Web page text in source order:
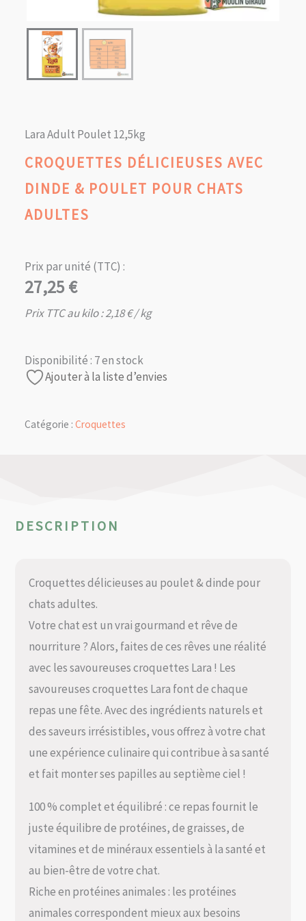
Lara Adult Poulet 12,5kg
CROQUETTES DÉLICIEUSES AVEC
DINDE & POULET POUR CHATS
ADULTES
Prix par unité (TTC) :
27,25€
Prix TTC au kilo :2,18€/ kg
Disponibilité : 7 en stock
Ajouter à la liste d’envies
Catégorie : Croquettes
DESCRIPTION
Croquettes délicieuses au poulet & dinde pour
chats adultes.
Votre chat est un vrai gourmand et rêve de
nourriture ? Alors, faites de ces rêves une réalité
avec les savoureuses croquettes Lara ! Les
savoureuses croquettes Lara font de chaque
repas une fête. Avec des ingrédients naturels et
des saveurs irrésistibles, vous offrez à votre chat
une expérience culinaire qui contribue à sa santé
et fait monter ses papilles au septième ciel !
100 % complet et équilibré : ce repas fournit le
juste équilibre de protéines, de graisses, de
vitamines et de minéraux essentiels à la santé et
au bien-être de votre chat.
Riche en protéines animales : les protéines
animales correspondent mieux aux besoins